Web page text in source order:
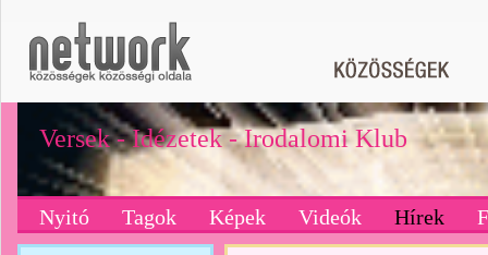
Versek - Idézetek - Irodalomi Klub
Nyitó Tagok Képek Videók Hírek